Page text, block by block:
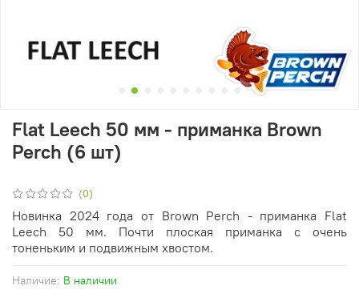
(0)
Наличие: В наличии
Flat Leech 50 мм - приманка Brown
Perch (6 шт)
Новинка 2024 года от Brown Perch - приманка Flat
Leech 50 мм. Почти плоская приманка с очень
тоненьким и подвижным хвостом.